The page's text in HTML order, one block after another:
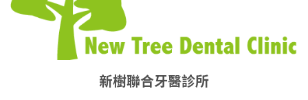
新樹聯合牙醫診所